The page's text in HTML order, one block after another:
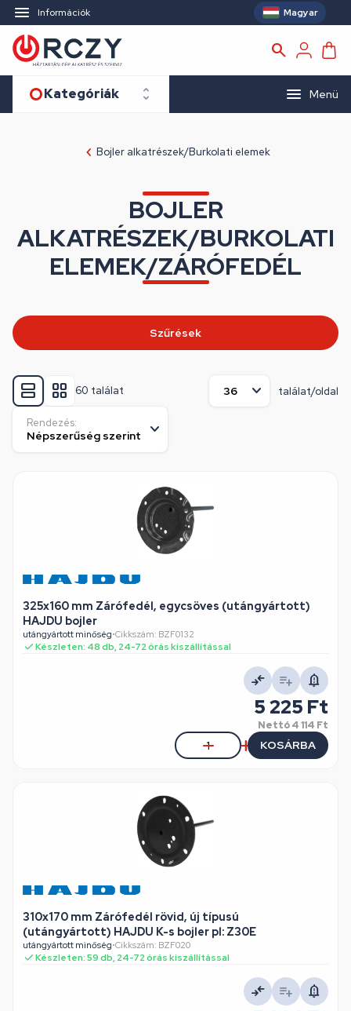
Információk Magyar
Kategóriák Menü
Bojler alkatrészek/Burkolati elemek
BOJLER
ALKATRÉSZEK/BURKOLATI
ELEMEK/ZÁRÓFEDÉL
60 találat találat/oldal
Rendezés:
325x160 mm Zárófedél, egycsöves (utángyártott)
HAJDU bojler
utángyártott minőség•Cikkszám: BZF0132
Készleten: 48 db, 24-72 órás kiszállítással
5 225 Ft
Nettó4 114 Ft
KOSÁRBA
310x170 mm Zárófedél rövid, új típusú
(utángyártott) HAJDU K-s bojler pl: Z30E
utángyártott minőség•Cikkszám: BZF020
Készleten: 59 db, 24-72 órás kiszállítással
Szűrések